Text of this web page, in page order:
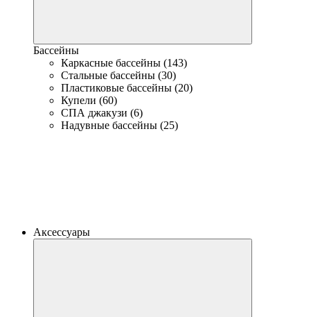
Бассейны
Каркасные бассейны (143)
Стальные бассейны (30)
Пластиковые бассейны (20)
Купели (60)
СПА джакузи (6)
Надувные бассейны (25)
Аксессуары